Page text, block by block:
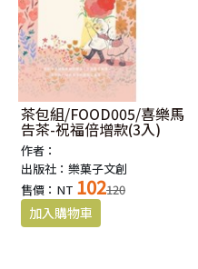
茶包組/FOOD005/喜樂馬
告茶-祝福倍增款(3入)
作者：
出版社：樂菓子文創
售價：NT 102120